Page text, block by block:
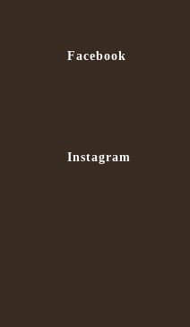
Facebook
Instagram